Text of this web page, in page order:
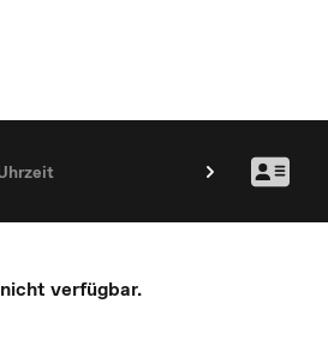
verfügbar.